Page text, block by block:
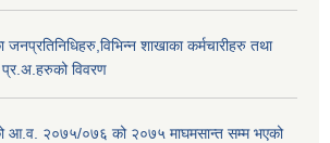
जनप्रतिनिधिहरु,विभिन्न शाखाका कर्मचारीहरु तथा
प्र.अ.हरुको विवरण
आ.व. २०७५/०७६ को २०७५ माघमसान्त सम्म भएको